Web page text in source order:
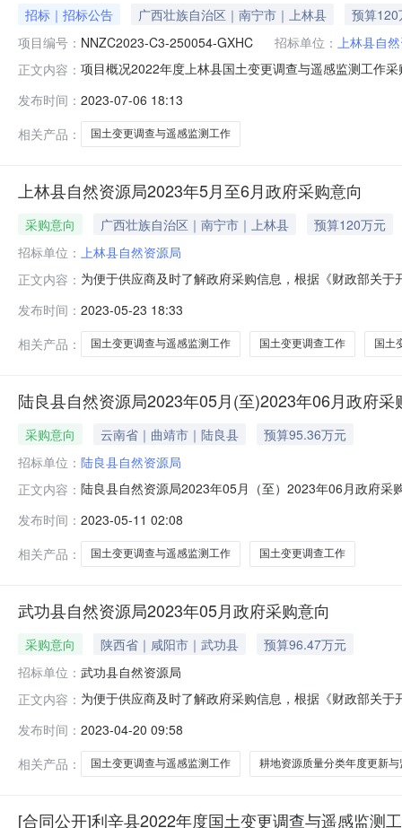
招标｜招标公告 广西壮族自治区｜南宁市｜上林县
预算120
项目编号： NNZC2023-C3-250054-GXHC 招标单位： 上林县自
正文内容： 项目概况2022年度上林县国土变更调查与遥感监测工作
求：标项名称:2022年度上林县国土变更调查与遥感监测
发布时间： 2023-07-06 18:13
相关产品：
国土变更调查与遥感监测工作
上林县自然资源局2023年5月至6月政府采购意向
采购意向 广西壮族自治区｜南宁市｜上林县
预算120万元
招标单位： 上林县自然资源局
正文内容： 为便于供应商及时了解政府采购信息，根据《财政部关
（填写到月）落实政府采购政策功能情况备注12022年
发〔2022〕49号）、《
发布时间： 2023-05-23 18:33
相关产品：
国土变更调查与遥感监测工作 国土变更调查工作 国土
陆良县自然资源局2023年05月(至)2023年06月政府采
采购意向 云南省｜曲靖市｜陆良县
预算95.36万元
招标单位： 陆良县自然资源局
正文内容： 陆良县自然资源局2023年05月（至）2023年06月政府
国土变更调查与遥感监测工作采购工作内容包括：各类
和数据统计分析、
发布时间： 2023-05-11 02:08
相关产品：
国土变更调查与遥感监测工作 国土变更调查工作
武功县自然资源局2023年05月政府采购意向
采购意向 陕西省｜咸阳市｜武功县
预算96.47万元
招标单位： 武功县自然资源局
正文内容： 为便于供应商及时了解政府采购信息，根据《财政部关
主要功能或目标:按照国家统一标准及要求，在2021年度
属性及相关
发布时间： 2023-04-20 09:58
相关产品：
国土变更调查与遥感监测工作 耕地资源质量分类年度更新与
[合同公开]利辛县2022年度国土变更调查与遥感监测